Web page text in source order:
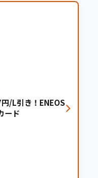
/L引き！ENEOS
ード